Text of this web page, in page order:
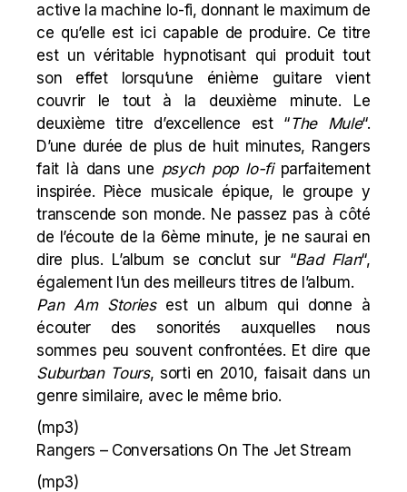
active la machine lo-fi, donnant le maximum de
ce qu’elle est ici capable de produire. Ce titre
est un véritable hypnotisant qui produit tout
son effet lorsqu’une énième guitare vient
couvrir le tout à la deuxième minute. Le
deuxième titre d’excellence est “The Mule“.
D’une durée de plus de huit minutes, Rangers
fait là dans une psych pop lo-fiparfaitement
inspirée. Pièce musicale épique, le groupe y
transcende son monde. Ne passez pas à côté
de l’écoute de la 6ème minute, je ne saurai en
dire plus. L’album se conclut sur “Bad Flan“,
également l’un des meilleurs titres de l’album.
Pan Am Storiesest un album qui donne à
écouter des sonorités auxquelles nous
sommes peu souvent confrontées. Et dire que
Suburban Tours, sorti en 2010, faisait dans un
genre similaire, avec le même brio.
(mp3)
Rangers – Conversations On The Jet Stream
(mp3)